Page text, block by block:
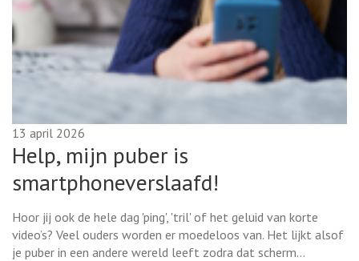
Help, mijn puber is
smartphoneverslaafd!
13 april 2026
Hoor jij ook de hele dag 'ping', 'tril' of het geluid van korte
video’s? Veel ouders worden er moedeloos van. Het lijkt alsof
je puber in een andere wereld leeft zodra dat scherm…